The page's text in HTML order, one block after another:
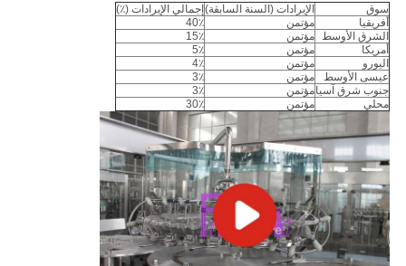
سوق الإيرادات (السنة السابقة) إجمالي الإيرادات (٪)
أفريقيا
مؤتمن
40٪
الشرق الأوسط مؤتمن
15٪
أمريكا
مؤتمن
5٪
اليورو
مؤتمن
4٪
عيسى الأوسط
مؤتمن
3٪
جنوب شرق آسيامؤتمن
3٪
محلي
مؤتمن 30٪